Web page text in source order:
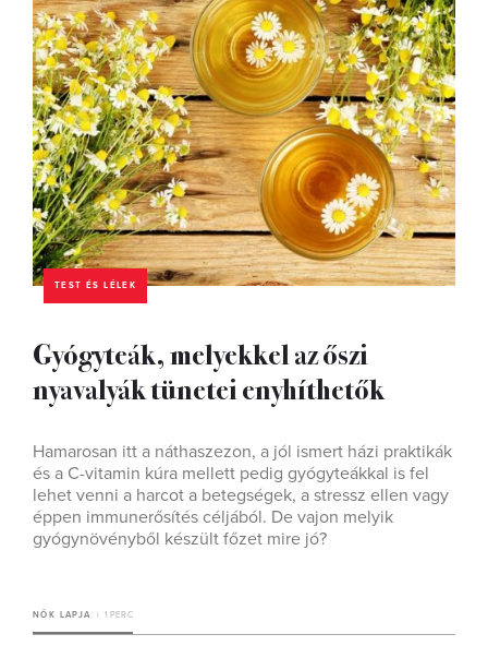
TEST ÉS LÉLEK
Gyógyteák, melyekkel az őszi
nyavalyák tünetei enyhíthetők
Hamarosan itt a náthaszezon, a jól ismert házi praktikák
és a C-vitamin kúra mellett pedig gyógyteákkal is fel
lehet venni a harcot a betegségek, a stressz ellen vagy
éppen immunerősítés céljából. De vajon melyik
gyógynövényből készült főzet mire jó?
NŐK LAPJA 1 PERC